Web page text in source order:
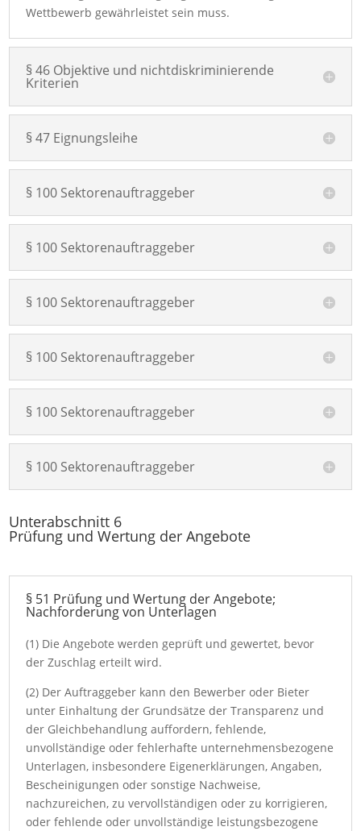
Wettbewerb gewährleistet sein muss.
§ 46 Objektive und nichtdiskriminierende
Kriterien
§ 47 Eignungsleihe
§ 100 Sektorenauftraggeber
§ 100 Sektorenauftraggeber
§ 100 Sektorenauftraggeber
§ 100 Sektorenauftraggeber
§ 100 Sektorenauftraggeber
§ 100 Sektorenauftraggeber
Unterabschnitt 6
Prüfung und Wertung der Angebote
§ 51 Prüfung und Wertung der Angebote;
Nachforderung von Unterlagen
(1) Die Angebote werden geprüft und gewertet, bevor
der Zuschlag erteilt wird.
(2) Der Auftraggeber kann den Bewerber oder Bieter
unter Einhaltung der Grundsätze der Transparenz und
der Gleichbehandlung auffordern, fehlende,
unvollständige oder fehlerhafte unternehmensbezogene
Unterlagen, insbesondere Eigenerklärungen, Angaben,
Bescheinigungen oder sonstige Nachweise,
nachzureichen, zu vervollständigen oder zu korrigieren,
oder fehlende oder unvollständige leistungsbezogene